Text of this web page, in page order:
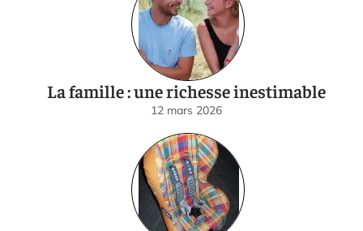
La famille : une richesse inestimable
12 mars 2026